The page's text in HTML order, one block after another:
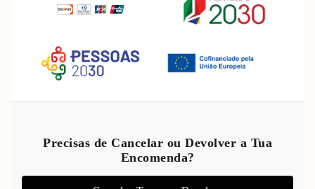
Precisas de Cancelar ou Devolver a Tua
Encomenda?
Política de privacidade
Termos do serviço
Política de envio